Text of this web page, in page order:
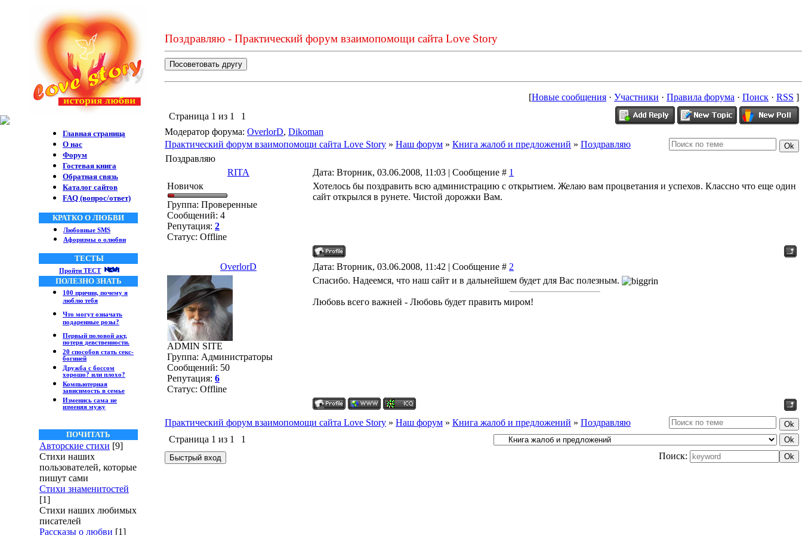
Главная страница
О нас
Форум
Гостевая книга
Обратная связь
Каталог сайтов
FAQ (вопрос/ответ)
КРАТКО О ЛЮБВИ
Любовные SMS
Афоризмы о олюбви
ТЕСТЫ
Пройти ТЕСТ
ПОЛЕЗНО ЗНАТЬ
100 причин, почему я
люблю тебя
Что могут означать
подаренные розы?
Первый половой акт,
потеря девственности.
20 способов стать секс-
богиней
Дружба с боссом
хорошо? или плохо?
Компьютерная
зависимость в семье
Изменись сама не
изменяя мужу
ПОЧИТАТЬ
Авторские стихи [9]
Стихи наших
пользователей, которые
пишут сами
Стихи знаменитостей
[1]
Стихи наших любимых
писателей
Рассказы о любви [1]
Поздравляю - Практический форум взаимопомощи сайта Love Story
[Новые сообщения · Участники · Правила форума · Поиск · RSS ]
Страница 1 из 1
1
Модератор форума: OverlorD, Dikoman
Практический форум взаимопомощи сайта Love Story » Наш форум » Книга жалоб и предложений » Поздравляю
Поздравляю
RITA
Дата: Вторник, 03.06.2008, 11:03 | Сообщение # 1
Новичок
Группа: Проверенные
Сообщений: 4
Репутация: 2
Статус: Offline
Хотелось бы поздравить всю администрацию с открытием. Желаю вам процветания и успехов. Классно что еще один
сайт открылся в рунете. Чистой дорожки Вам.
OverlorD Дата: Вторник, 03.06.2008, 11:42 | Сообщение # 2
ADMIN SITE
Группа: Администраторы
Сообщений: 50
Репутация: 6
Статус: Offline
Спасибо. Надеемся, что наш сайт и в дальнейшем будет для Вас полезным.
Любовь всего важней - Любовь будет править миром!
Практический форум взаимопомощи сайта Love Story » Наш форум » Книга жалоб и предложений » Поздравляю
Страница 1 из 1
1
Поиск: